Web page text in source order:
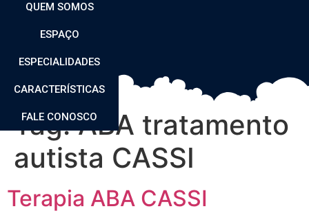
QUEM SOMOS
ESPAÇO
ESPECIALIDADES
CARACTERÍSTICAS
FALE CONOSCO
Tag:ABA tratamento
autista CASSI
Terapia ABA CASSI